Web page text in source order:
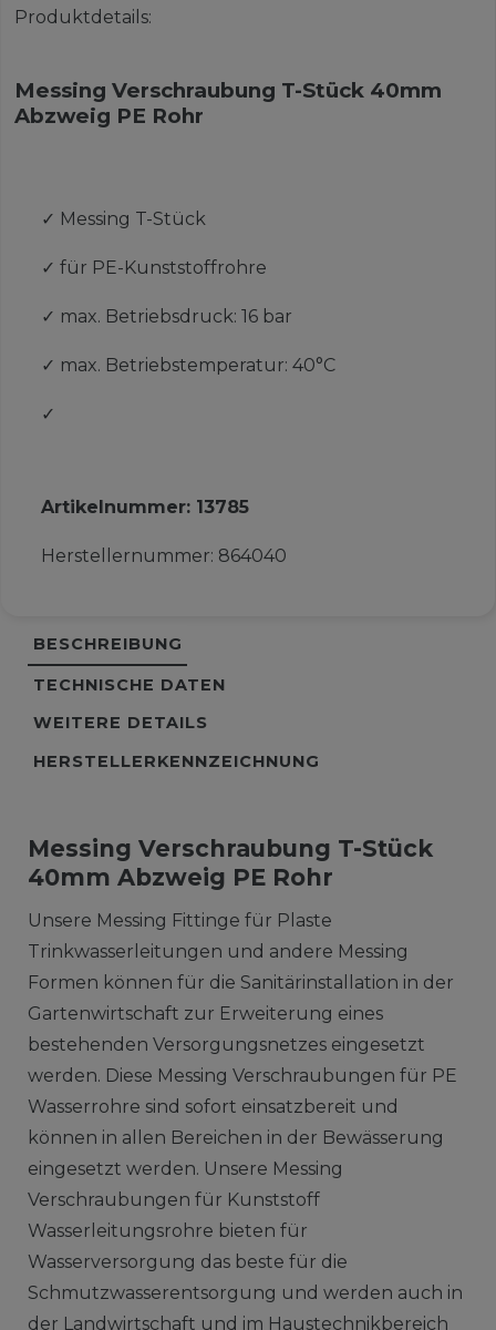
Produktdetails:
Messing Verschraubung T-Stück 40mm
Abzweig PE Rohr
✓ Messing T-Stück
✓ für PE-Kunststoffrohre
✓ max. Betriebsdruck: 16 bar
✓ max. Betriebstemperatur: 40°C
✓
Artikelnummer: 13785
Herstellernummer: 864040
BESCHREIBUNG
TECHNISCHE DATEN
WEITERE DETAILS
HERSTELLERKENNZEICHNUNG
Messing Verschraubung T-Stück
40mm Abzweig PE Rohr
Unsere Messing Fittinge für Plaste
Trinkwasserleitungen und andere Messing
Formen können für die Sanitärinstallation in der
Gartenwirtschaft zur Erweiterung eines
bestehenden Versorgungsnetzes eingesetzt
werden. Diese Messing Verschraubungen für PE
Wasserrohre sind sofort einsatzbereit und
können in allen Bereichen in der Bewässerung
eingesetzt werden. Unsere Messing
Verschraubungen für Kunststoff
Wasserleitungsrohre bieten für
Wasserversorgung das beste für die
Schmutzwasserentsorgung und werden auch in
der Landwirtschaft und im Haustechnikbereich